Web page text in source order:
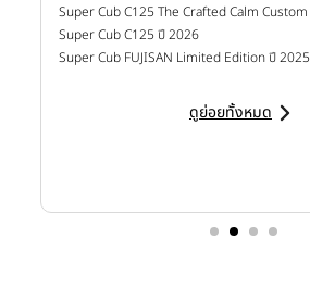
Super Cub C125 ปี 2026
Super Cub FUJISAN Limited Edition ปี 2025
ดูย่อยทั้งหมด